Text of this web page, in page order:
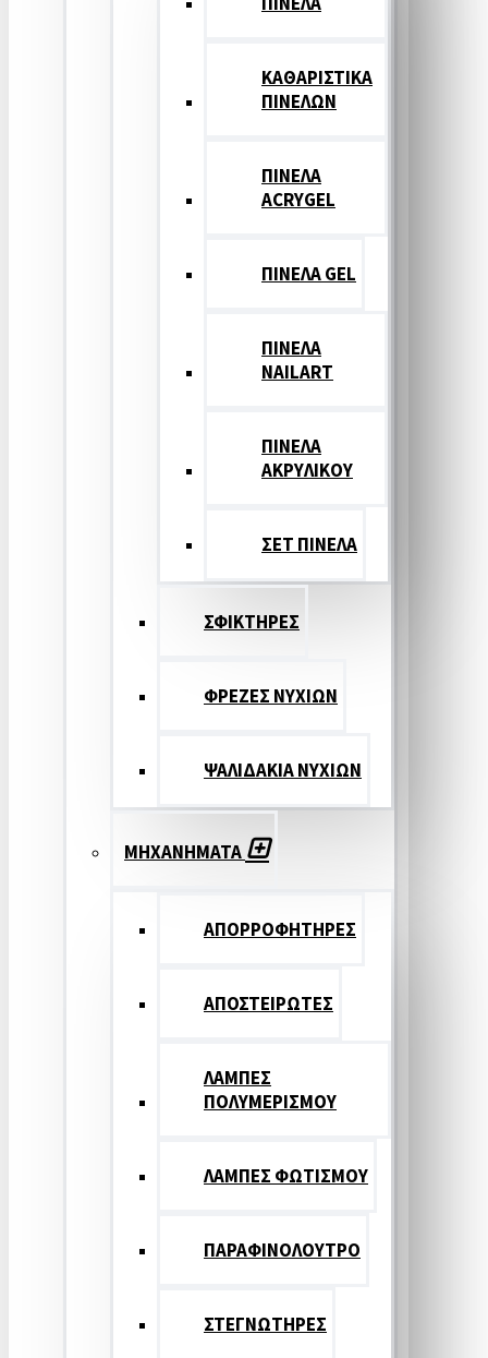
ΚΑΘΑΡΙΣΤΙΚΑ
ΠΙΝΕΛΩΝ
ΠΙΝΕΛΑ
ACRYGEL
ΠΙΝΕΛΑ GEL
ΠΙΝΕΛΑ
NAILART
ΠΙΝΕΛΑ
ΑΚΡΥΛΙΚΟΥ
ΣΕΤ ΠΙΝΕΛA
ΣΦΙΚΤΗΡΕΣ
ΦΡΕΖΕΣ ΝΥΧΙΩΝ
ΨΑΛΙΔΑΚΙΑ ΝΥΧΙΩΝ
ΜΗΧΑΝΗΜΑΤΑ
ΑΠΟΡΡΟΦΗΤΗΡΕΣ
ΑΠΟΣΤΕΙΡΩΤΕΣ
ΛΑΜΠΕΣ
ΠΟΛΥΜΕΡΙΣΜΟΥ
ΛΑΜΠΕΣ ΦΩΤΙΣΜΟΥ
ΠΑΡΑΦΙΝΟΛΟΥΤΡΟ
ΣΤΕΓΝΩΤΗΡΕΣ